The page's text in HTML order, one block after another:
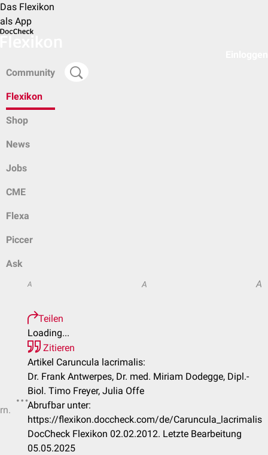
Das Flexikon
als App
Community
Flexikon
Shop
News
Jobs
CME
Flexa
Piccer
Ask
A A A
Teilen
Loading...
Zitieren
Artikel Caruncula lacrimalis:
Dr. Frank Antwerpes, Dr. med. Miriam Dodegge, Dipl.-
Biol. Timo Freyer, Julia Offe
Abrufbar unter:
https://flexikon.doccheck.com/de/Caruncula_lacrimalis
DocCheck Flexikon 02.02.2012. Letzte Bearbeitung
05.05.2025